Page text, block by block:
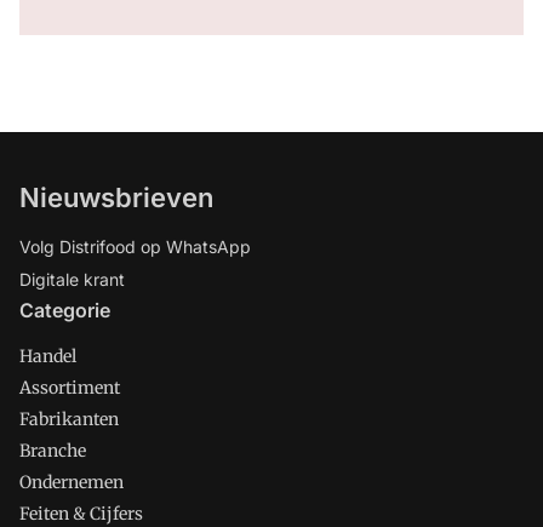
Nieuwsbrieven
Volg Distrifood op WhatsApp
Digitale krant
Categorie
Handel
Assortiment
Fabrikanten
Branche
Ondernemen
Feiten & Cijfers